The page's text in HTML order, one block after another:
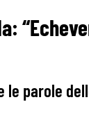
le parole